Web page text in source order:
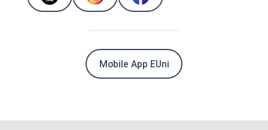
Mobile App EUni